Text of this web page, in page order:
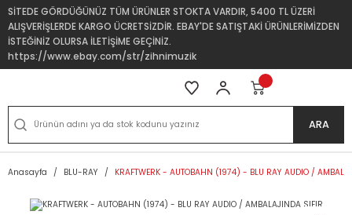
SİTEDE GÖRDÜĞÜNÜZ TÜM ÜRÜNLER STOKTA VARDIR, 5400 TL ÜZERİ
ALIŞVERİŞLERDE KARGO ÜCRETSİZDİR. EBAY'DE SATIŞTAKİ ÜRÜNLERİMİZDEN
İSTEĞİNİZ OLURSA İLETİŞİME GEÇİNİZ.
https://www.ebay.com/str/zihnimuzik
ARA
Anasayfa BLU-RAY KRAFTWERK - AUTOBAHN (1974) - BLU RAY AUDIO /